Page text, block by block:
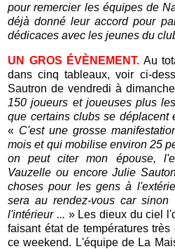
pour remercier les équipes de
déjà donné leur accord pour
dédicaces avec les jeunes du
UN GROS ÉVÈNEMENT. Au
dans cinq tableaux, voir ci-
Sautron de vendredi à
150 joueurs et joueuses plus
que certains clubs se déplacent
« C'est une grosse
mois et qui mobilise environ 25
on peut citer mon épouse,
Vauzelle ou encore Julie
choses pour les gens à
sera au rendez-vous car
l'intérieur ... » Les dieux du ciel
faisant état de températures
ce weekend. L'équipe de La